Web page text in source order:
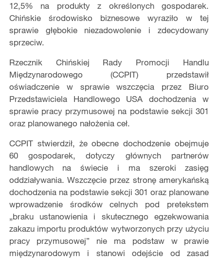
12,5% na produkty z określonych gospodarek.
Chińskie środowisko biznesowe wyraziło w tej
sprawie głębokie niezadowolenie i zdecydowany
sprzeciw.
Rzecznik Chińskiej Rady Promocji Handlu
Międzynarodowego (CCPIT) przedstawił
oświadczenie w sprawie wszczęcia przez Biuro
Przedstawiciela Handlowego USA dochodzenia w
sprawie pracy przymusowej na podstawie sekcji 301
oraz planowanego nałożenia ceł.
CCPIT stwierdził, że obecne dochodzenie obejmuje
60 gospodarek, dotyczy głównych partnerów
handlowych na świecie i ma szeroki zasięg
oddziaływania. Wszczęcie przez stronę amerykańską
dochodzenia na podstawie sekcji 301 oraz planowane
wprowadzenie środków celnych pod pretekstem
„braku ustanowienia i skutecznego egzekwowania
zakazu importu produktów wytworzonych przy użyciu
pracy przymusowej” nie ma podstaw w prawie
międzynarodowym i stanowi odejście od zasad